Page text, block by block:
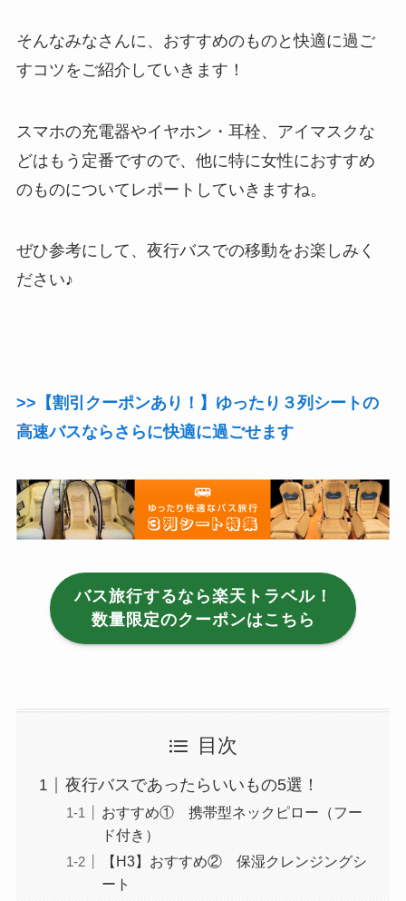
そんなみなさんに、おすすめのものと快適に過ご
すコツをご紹介していきます！
スマホの充電器やイヤホン・耳栓、アイマスクな
どはもう定番ですので、他に特に女性におすすめ
のものについてレポートしていきますね。
ぜひ参考にして、夜行バスでの移動をお楽しみく
ださい♪
>>【割引クーポンあり！】ゆったり３列シートの
高速バスならさらに快適に過ごせます
バス旅行するなら楽天トラベル！
数量限定のクーポンはこちら
目次
夜行バスであったらいいもの5選！
おすすめ① 携帯型ネックピロー（フー
ド付き）
【H3】おすすめ② 保湿クレンジングシ
ート